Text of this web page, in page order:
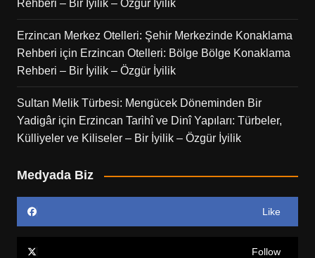
Rehberi – Bir İyilik – Özgür İyilik
Erzincan Merkez Otelleri: Şehir Merkezinde Konaklama
Rehberi için Erzincan Otelleri: Bölge Bölge Konaklama
Rehberi – Bir İyilik – Özgür İyilik
Sultan Melik Türbesi: Mengücek Döneminden Bir
Yadigâriçin Erzincan Tarihî ve Dinî Yapıları: Türbeler,
Külliyeler ve Kiliseler – Bir İyilik – Özgür İyilik
Medyada Biz
Like
Follow